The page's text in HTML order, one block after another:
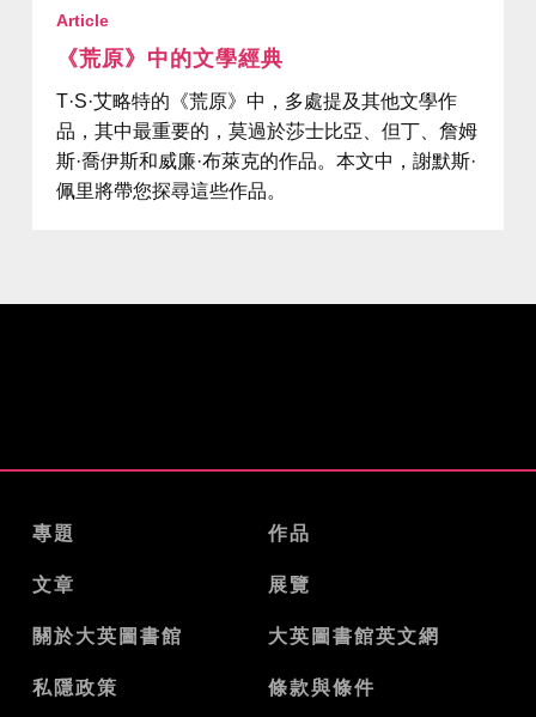
Article
《荒原》中的文學經典
T·S·艾略特的《荒原》中，多處提及其他文學作
品，其中最重要的，莫過於莎士比亞、但丁、詹姆
斯·喬伊斯和威廉·布萊克的作品。本文中，謝默斯·
佩里將帶您探尋這些作品。
專題 作品
文章 展覽
關於大英圖書館 大英圖書館英文網
私隱政策 條款與條件